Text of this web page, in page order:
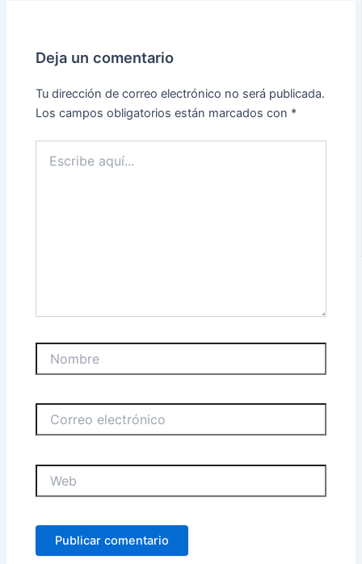
Deja un comentario
Tu dirección de correo electrónico no será publicada.
Los campos obligatorios están marcados con *
aquí...
electrónico